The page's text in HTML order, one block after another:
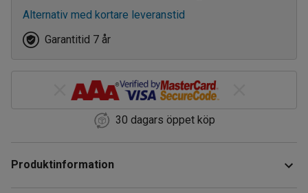
Alternativ med kortare leveranstid
Garantitid 7 år
30 dagars öppet köp
Produktinformation